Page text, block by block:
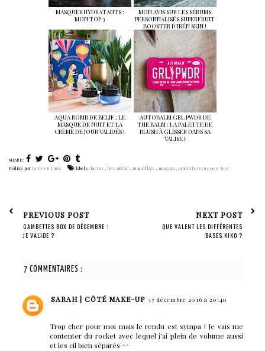
MASQUES HYDRATANTS :
MON TOP 3
MON AVIS SUR LES SÉRUMS
PERSONNALISÉS SUPERFRUIT
BOOSTER D'IRÉN SKIN !
AQUA BOMB DE BELIF : LE
MASQUE DE NUIT ET LA
CRÈME DE JOUR VALIDÉS !
AUTOBALM GRL PWDR DE
THE BALM : LA PALETTE DE
BLUSH À GLISSER DANS SA
VALISE !
SHARE:
Rédigé par La vie en Lucie labels clarins , lien affilié , maquillage , mascara , produits reçus pour test
PREVIOUS POST
GAMBETTES BOX DE DÉCEMBRE :
JE VALIDE ?
NEXT POST
QUE VALENT LES DIFFÉRENTES
BASES KIKO ?
7 COMMENTAIRES :
SARAH | CÔTÉ MAKE-UP 17 décembre 2016 à 20:40
Trop cher pour moi mais le rendu est sympa ! Je vais me
contenter du rocket avec lequel j'ai plein de volume aussi
et les cil bien séparés ^^